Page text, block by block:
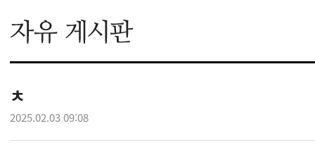
ㅊ
2025.02.03 09:08